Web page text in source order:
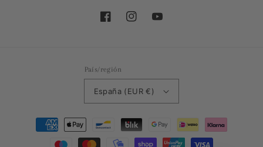
FacebookInstagramYouTube
País/región
España (EUR €)
Formas